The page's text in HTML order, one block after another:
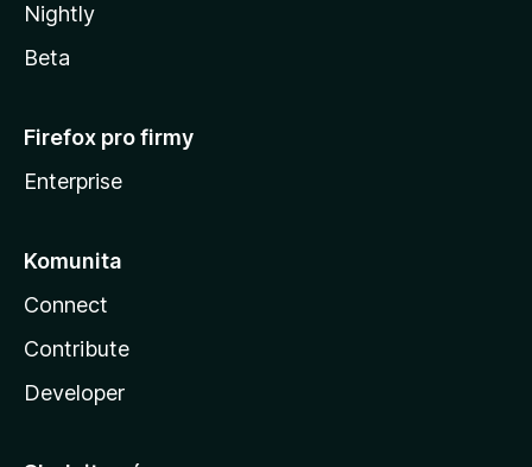
Nightly
Beta
Firefox pro firmy
Enterprise
Komunita
Connect
Contribute
Developer